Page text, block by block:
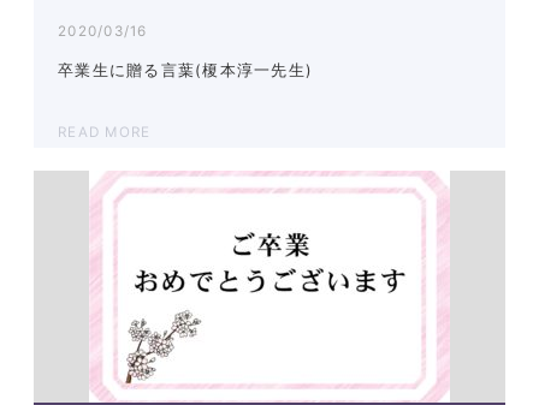
2020/03/16
卒業生に贈る言葉(榎本淳一先生)
READ MORE